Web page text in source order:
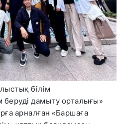
білім
беруді дамыту орталығы»
арналған «Баршаға